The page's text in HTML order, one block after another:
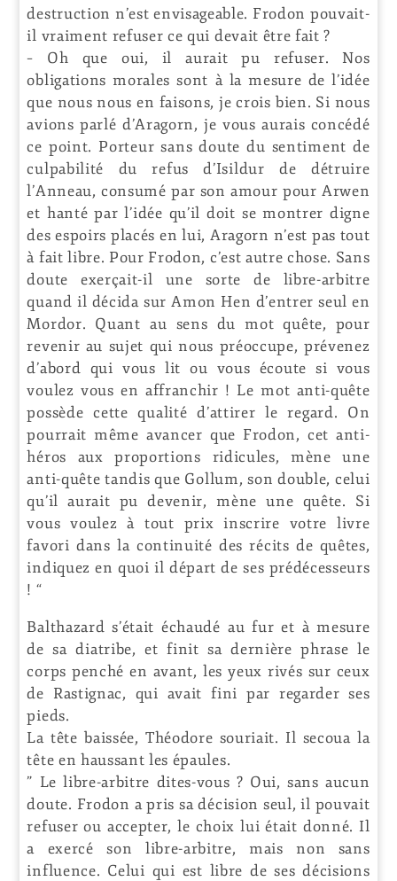
destruction n’est envisageable. Frodon pouvait-
il vraiment refuser ce qui devait être fait ?
– Oh que oui, il aurait pu refuser. Nos
obligations morales sont à la mesure de l’idée
que nous nous en faisons, je crois bien. Si nous
avions parlé d’Aragorn, je vous aurais concédé
ce point. Porteur sans doute du sentiment de
culpabilité du refus d’Isildur de détruire
l’Anneau, consumé par son amour pour Arwen
et hanté par l’idée qu’il doit se montrer digne
des espoirs placés en lui, Aragorn n’est pas tout
à fait libre. Pour Frodon, c’est autre chose. Sans
doute exerçait-il une sorte de libre-arbitre
quand il décida sur Amon Hen d’entrer seul en
Mordor. Quant au sens du mot quête, pour
revenir au sujet qui nous préoccupe, prévenez
d’abord qui vous lit ou vous écoute si vous
voulez vous en affranchir ! Le mot anti-quête
possède cette qualité d’attirer le regard. On
pourrait même avancer que Frodon, cet anti-
héros aux proportions ridicules, mène une
anti-quête tandis que Gollum, son double, celui
qu’il aurait pu devenir, mène une quête. Si
vous voulez à tout prix inscrire votre livre
favori dans la continuité des récits de quêtes,
indiquez en quoi il départ de ses prédécesseurs
! “
Balthazard s’était échaudé au fur et à mesure
de sa diatribe, et finit sa dernière phrase le
corps penché en avant, les yeux rivés sur ceux
de Rastignac, qui avait fini par regarder ses
pieds.
La tête baissée, Théodore souriait. Il secoua la
tête en haussant les épaules.
” Le libre-arbitre dites-vous ? Oui, sans aucun
doute. Frodon a pris sa décision seul, il pouvait
refuser ou accepter, le choix lui était donné. Il
a exercé son libre-arbitre, mais non sans
influence. Celui qui est libre de ses décisions